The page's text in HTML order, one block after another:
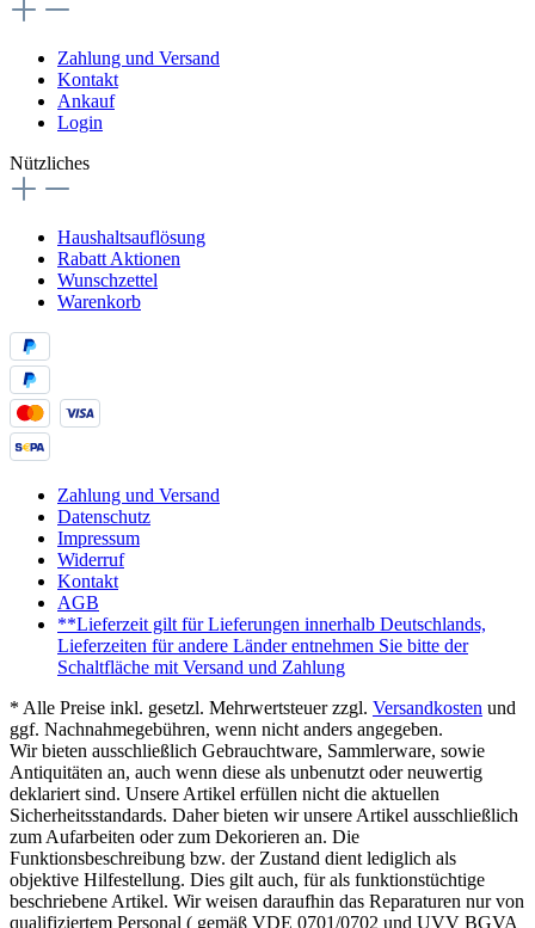
Zahlung und Versand
Kontakt
Ankauf
Login
Nützliches
Haushaltsauflösung
Rabatt Aktionen
Wunschzettel
Warenkorb
Zahlung und Versand
Datenschutz
Impressum
Widerruf
Kontakt
AGB
**Lieferzeit gilt für Lieferungen innerhalb Deutschlands,
Lieferzeiten für andere Länder entnehmen Sie bitte der
Schaltfläche mit Versand und Zahlung
* Alle Preise inkl. gesetzl. Mehrwertsteuer zzgl. Versandkosten und
ggf. Nachnahmegebühren, wenn nicht anders angegeben.
Wir bieten ausschließlich Gebrauchtware, Sammlerware, sowie
Antiquitäten an, auch wenn diese als unbenutzt oder neuwertig
deklariert sind. Unsere Artikel erfüllen nicht die aktuellen
Sicherheitsstandards. Daher bieten wir unsere Artikel ausschließlich
zum Aufarbeiten oder zum Dekorieren an. Die
Funktionsbeschreibung bzw. der Zustand dient lediglich als
objektive Hilfestellung. Dies gilt auch, für als funktionstüchtige
beschriebene Artikel. Wir weisen daraufhin das Reparaturen nur von
qualifiziertem Personal ( gemäß VDE 0701/0702 und UVV BGVA